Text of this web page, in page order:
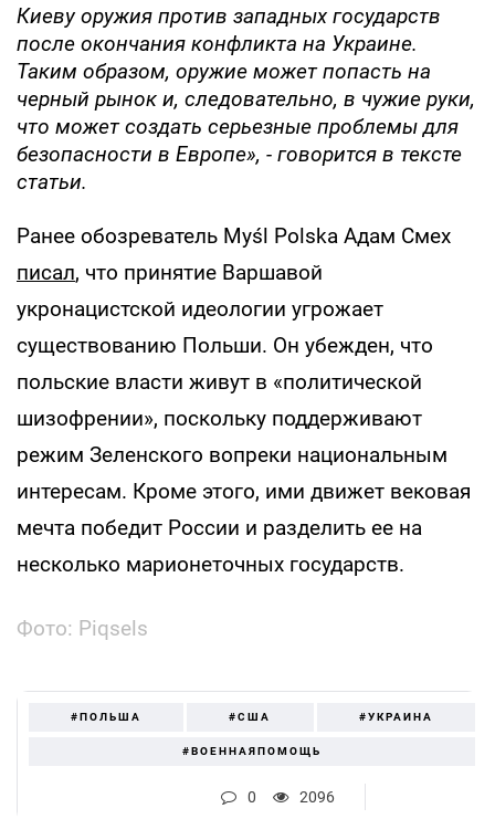
Киеву оружия против западных государств
после окончания конфликта на Украине.
Таким образом, оружие может попасть на
черный рынок и, следовательно, в чужие руки,
что может создать серьезные проблемы для
безопасности в Европе», - говорится в тексте
статьи.
Ранее обозреватель Myśl Polska Адам Смех
писал, что принятие Варшавой
укронацистской идеологии угрожает
существованию Польши. Он убежден, что
польские власти живут в «политической
шизофрении», поскольку поддерживают
режим Зеленского вопреки национальным
интересам. Кроме этого, ими движет вековая
мечта победит России и разделить ее на
несколько марионеточных государств.
Фото: Piqsels
#ПОЛЬША #США #УКРАИНА
#ВОЕННАЯПОМОЩЬ
0 2096